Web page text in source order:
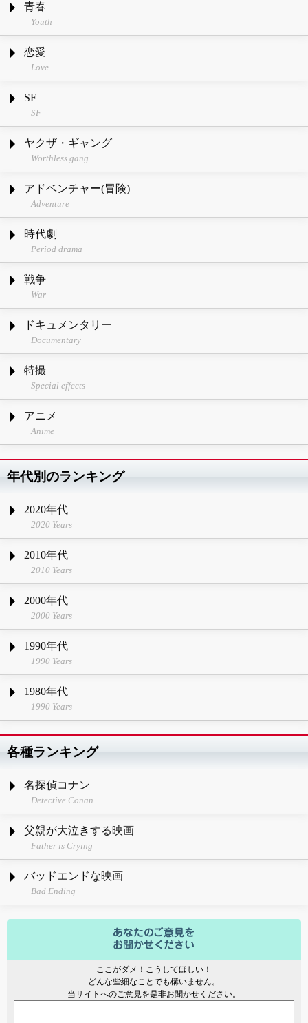
青春
Youth
恋愛
Love
SF
SF
ヤクザ・ギャング
Worthless gang
アドベンチャー(冒険)
Adventure
時代劇
Period drama
戦争
War
ドキュメンタリー
Documentary
特撮
Special effects
アニメ
Anime
年代別のランキング
2020年代
2020 Years
2010年代
2010 Years
2000年代
2000 Years
1990年代
1990 Years
1980年代
1990 Years
各種ランキング
名探偵コナン
Detective Conan
父親が大泣きする映画
Father is Crying
バッドエンドな映画
Bad Ending
ここがダメ！こうしてほしい！
どんな些細なことでも構いません。
当サイトへのご意見を是非お聞かせください。